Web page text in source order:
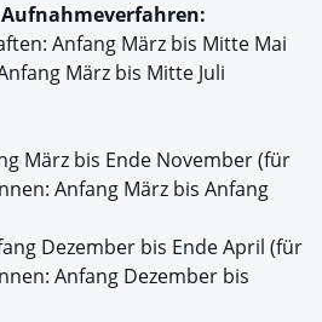
Anfang März bis Mitte Mai
März bis Mitte Juli
März bis Ende November (für
Anfang März bis Anfang
Dezember bis Ende April (für
Anfang Dezember bis